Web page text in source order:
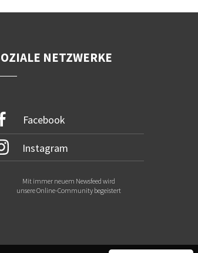
NETZWERKE
Facebook
Instagram
Mit immer neuem Newsfeed wird
unsere Online-Community begeistert